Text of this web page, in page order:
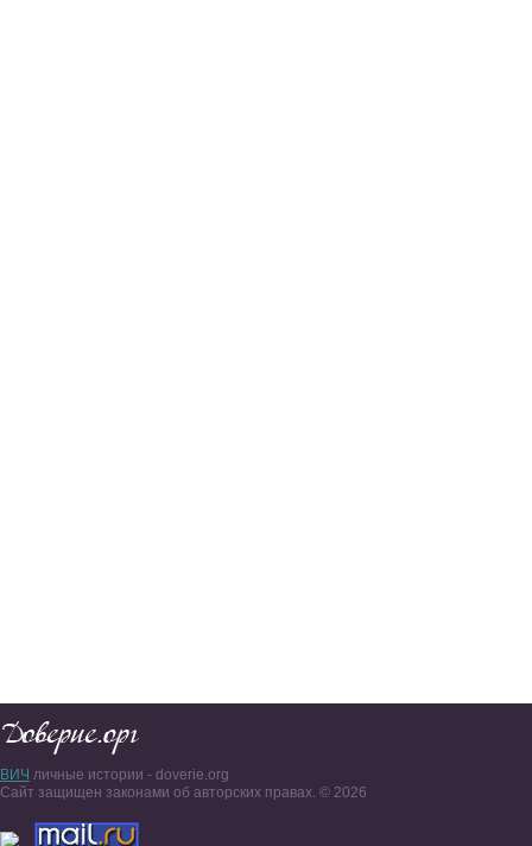
ВИЧ личные истории - doverie.org
Сайт защищен законами об авторских правах. © 2026